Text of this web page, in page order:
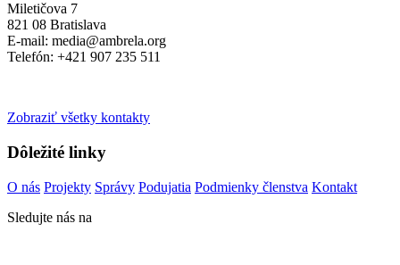
Miletičova 7
821 08 Bratislava
E-mail: media@ambrela.org
Telefón: +421 907 235 511
Zobraziť všetky kontakty
Dôležité linky
O nás Projekty Správy Podujatia Podmienky členstva Kontakt
Sledujte nás na